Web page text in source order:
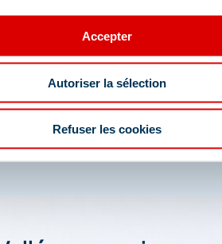
Accepter
Autoriser la sélection
Refuser les cookies
in
vinden op de sociale media